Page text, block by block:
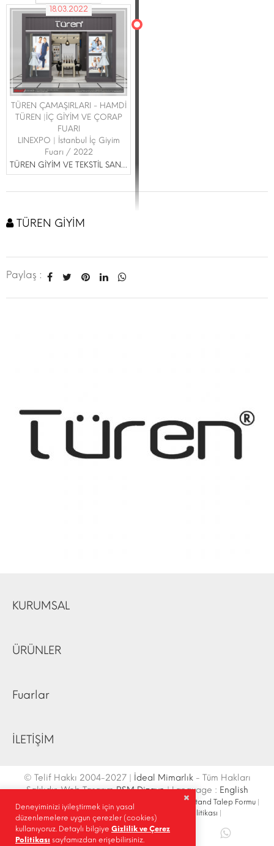
18.03.2022
TÜREN ÇAMAŞIRLARI - HAMDİ
TÜREN |İÇ GİYİM VE ÇORAP
FUARI
LINEXPO | İstanbul İç Giyim
Fuarı / 2022
TÜREN GİYİM VE TEKSTİL SAN.TİC.LTD ŞTİ.
TÜREN GİYİM
Paylaş :
KURUMSAL
ÜRÜNLER
Fuarlar
İLETİŞİM
© Telif Hakkı 2004-2027 | İdeal Mimarlık- Tüm Hakları
Saklıdır. Web TasarımRSM Dizayn| Language : English
İletişim Bilgileri | Ulaşım Krokisi Site Haritası Fuar Stand Talep Formu|
Site İçi Arama
|Sosyal Medya Gizlilik Politikası
Paylaş |
Deneyiminizi iyileştirmek için yasal
düzenlemelere uygun çerezler (cookies)
kullanıyoruz. Detaylı bilgiye Gizlilik ve Çerez
Politikası sayfamızdan erişebilirsiniz.